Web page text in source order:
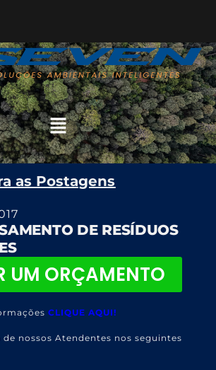
as Postagens
DE RESÍDUOS
UM ORÇAMENTO
CLIQUE AQUI!
nossos Atendentes nos seguintes